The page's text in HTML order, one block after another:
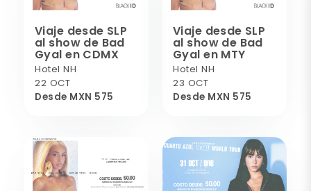
Viaje desde SLP
al show de Bad
Gyal en CDMX
Hotel NH
22 OCT
Desde MXN 575
Viaje desde SLP
al show de Bad
Gyal en MTY
Hotel NH
23 OCT
Desde MXN 575